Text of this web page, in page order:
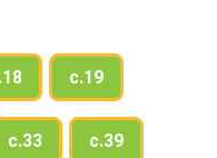
с.19
с.33 с.39